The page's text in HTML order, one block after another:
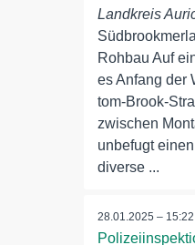
Landkreis
Rohbau Auf
es Anfang der
tom-Brook-
zwischen
unbefugt
diverse ...
28.01.2025 – 15:22